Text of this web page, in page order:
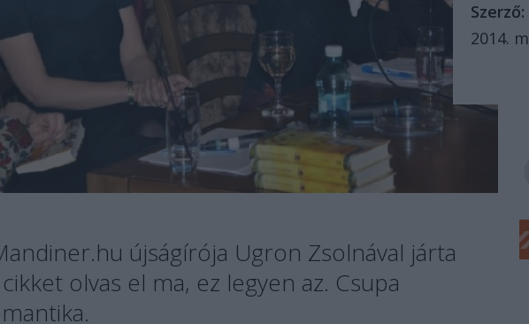
Szerző:
2014.
újságírója Ugron Zsolnával járta
olvas el ma, ez legyen az. Csupa